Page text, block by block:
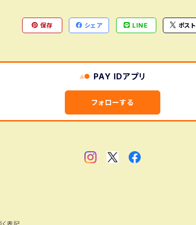
保存 シェア LINE ポスト
PAY IDアプリ
フォローする